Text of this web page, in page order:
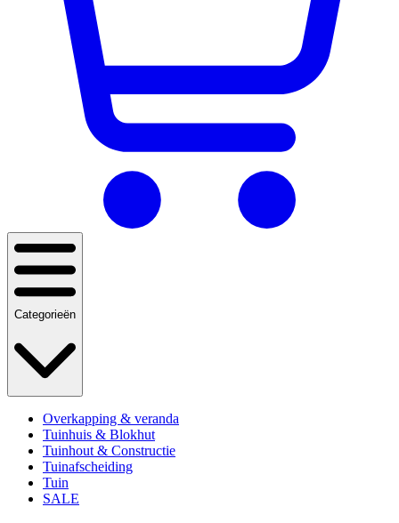
Categorieën
Overkapping & veranda
Tuinhuis & Blokhut
Tuinhout & Constructie
Tuinafscheiding
Tuin
SALE